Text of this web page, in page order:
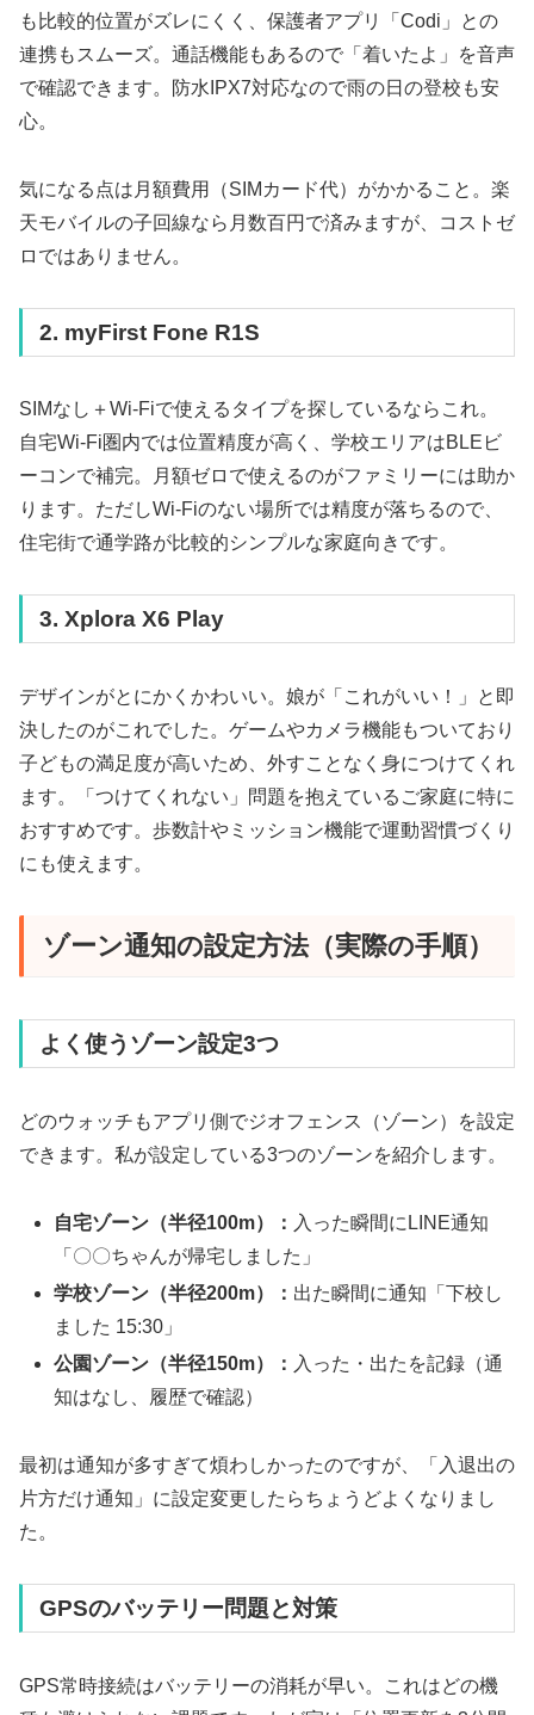
も比較的位置がズレにくく、保護者アプリ「Codi」との
連携もスムーズ。通話機能もあるので「着いたよ」を音声
で確認できます。防水IPX7対応なので雨の日の登校も安
心。
気になる点は月額費用（SIMカード代）がかかること。楽
天モバイルの子回線なら月数百円で済みますが、コストゼ
ロではありません。
2. myFirst Fone R1S
SIMなし＋Wi-Fiで使えるタイプを探しているならこれ。
自宅Wi-Fi圏内では位置精度が高く、学校エリアはBLEビ
ーコンで補完。月額ゼロで使えるのがファミリーには助か
ります。ただしWi-Fiのない場所では精度が落ちるので、
住宅街で通学路が比較的シンプルな家庭向きです。
3. Xplora X6 Play
デザインがとにかくかわいい。娘が「これがいい！」と即
決したのがこれでした。ゲームやカメラ機能もついており
子どもの満足度が高いため、外すことなく身につけてくれ
ます。「つけてくれない」問題を抱えているご家庭に特に
おすすめです。歩数計やミッション機能で運動習慣づくり
にも使えます。
ゾーン通知の設定方法（実際の手順）
よく使うゾーン設定3つ
どのウォッチもアプリ側でジオフェンス（ゾーン）を設定
できます。私が設定している3つのゾーンを紹介します。
自宅ゾーン（半径100m）： 入った瞬間にLINE通知
「〇〇ちゃんが帰宅しました」
学校ゾーン（半径200m）： 出た瞬間に通知「下校し
ました 15:30」
公園ゾーン（半径150m）： 入った・出たを記録（通
知はなし、履歴で確認）
最初は通知が多すぎて煩わしかったのですが、「入退出の
片方だけ通知」に設定変更したらちょうどよくなりまし
た。
GPSのバッテリー問題と対策
GPS常時接続はバッテリーの消耗が早い。これはどの機